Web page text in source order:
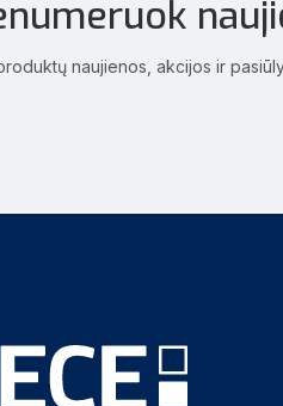
naujienos, akcijos ir